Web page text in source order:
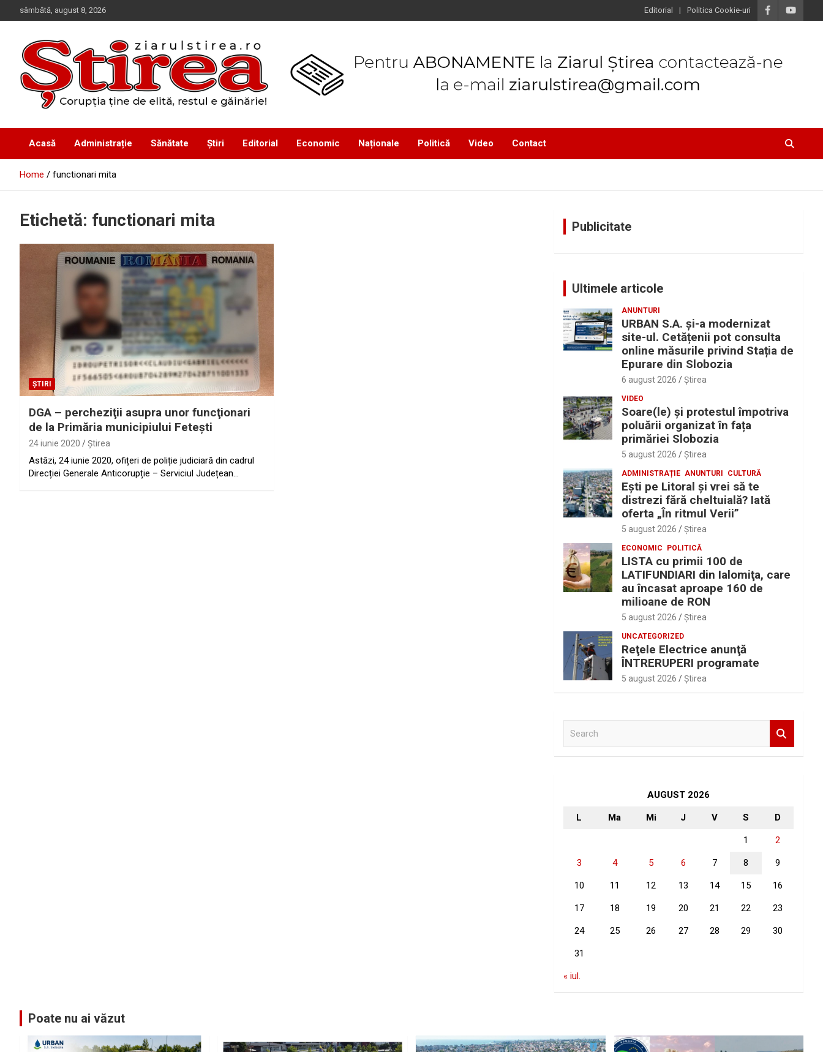
to
sâmbătă, august 8, 2026 Editorial Politica Cookie-uri
Ziarul Știrea
Acasă Administrație Sănătate Știri Editorial Economic Naționale Politică Video Contact
Home functionari mita
Etichetă: functionari mita
ȘTIRI
DGA – percheziţii asupra unor funcţionari
de la Primăria municipiului Feteşti
24 iunie 2020 Ştirea
Astăzi, 24 iunie 2020, ofițeri de poliție judiciară din cadrul
Direcției Generale Anticorupție – Serviciul Județean…
Publicitate
Ultimele articole
ANUNTURI
URBAN S.A. și-a modernizat
site-ul. Cetățenii pot consulta
online măsurile privind Stația de
Epurare din Slobozia
6 august 2026 Ştirea
VIDEO
Soare(le) și protestul împotriva
poluării organizat în fața
primăriei Slobozia
5 august 2026 Ştirea
ADMINISTRAȚIE ANUNTURI CULTURĂ
Eşti pe Litoral şi vrei să te
distrezi fără cheltuială? Iată
oferta „În ritmul Verii”
5 august 2026 Ştirea
ECONOMIC POLITICĂ
LISTA cu primii 100 de
LATIFUNDIARI din Ialomiţa, care
au încasat aproape 160 de
milioane de RON
5 august 2026 Ştirea
UNCATEGORIZED
Reţele Electrice anunţă
ÎNTRERUPERI programate
5 august 2026 Ştirea
AUGUST 2026
L Ma Mi J V S D
1 2
3 4 5 6 7 8 9
10 11 12 13 14 15 16
17 18 19 20 21 22 23
24 25 26 27 28 29 30
31
« iul.
Poate nu ai văzut